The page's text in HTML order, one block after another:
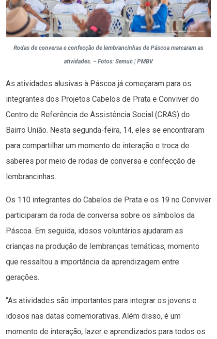
Rodas de conversa e confecção de lembrancinhas de Páscoa marcaram as
atividades. – Fotos: Semuc | PMBV
As atividades alusivas à Páscoa já começaram para os
integrantes dos Projetos Cabelos de Prata e Conviver do
Centro de Referência de Assistência Social (CRAS) do
Bairro União. Nesta segunda-feira, 14, eles se encontraram
para compartilhar um momento de interação e troca de
saberes por meio de rodas de conversa e confecção de
lembrancinhas.
Os 110 integrantes do Cabelos de Prata e os 19 no Conviver
participaram da roda de conversa sobre os símbolos da
Páscoa. Em seguida, idosos voluntários ajudaram as
crianças na produção de lembranças temáticas, momento
que ressaltou a importância da aprendizagem entre
gerações.
“As atividades são importantes para integrar os jovens e
idosos nas datas comemorativas. Além disso, é um
momento de interação, lazer e aprendizados para todos os